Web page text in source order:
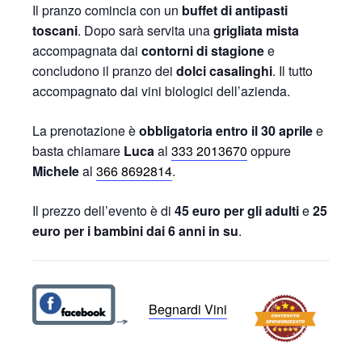
Il pranzo comincia con un buffet di antipasti
toscani. Dopo sarà servita unagrigliata mista
accompagnata dai contorni di stagionee
concludono il pranzo dei dolci casalinghi. Il tutto
accompagnato dai vini biologici dell’azienda.
La prenotazione èobbligatoria entro il 30 aprilee
basta chiamare Lucaal 333 2013670 oppure
Micheleal 366 8692814.
Il prezzo dell’evento è di 45 euro per gli adultie25
euro per i bambini dai 6 anni in su.
Begnardi Vini